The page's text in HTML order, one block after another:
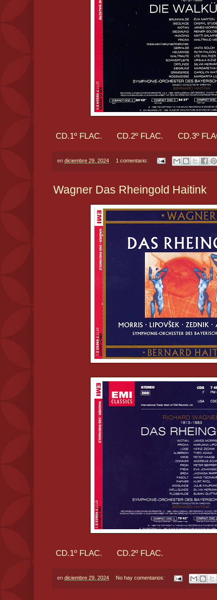
CD.1º FLAC. CD.2º FLAC. CD.3º
en diciembre 29, 2024 1 comentario:
Wagner Das Rheingold Haitink
CD.1º FLAC. CD.2º FLAC.
en diciembre 29, 2024 No hay comentarios: